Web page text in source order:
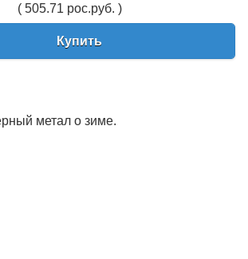
( 505.71 рос.руб. )
Купить
метал о зиме.